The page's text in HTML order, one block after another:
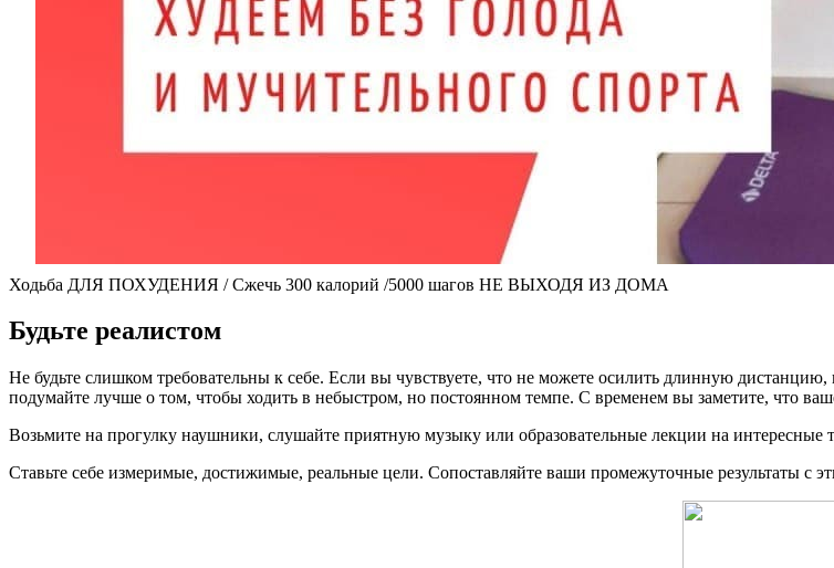
Ходьба ДЛЯ ПОХУДЕНИЯ / Сжечь 300 калорий /5000 шагов НЕ ВЫХОДЯ ИЗ ДОМА
Будьте реалистом
Не будьте слишком требовательны к себе. Если вы чувствуете, что не можете осилить длинную
подумайте лучше о том, чтобы ходить в небыстром, но постоянном темпе. С временем вы заметите, что
Возьмите на прогулку наушники, слушайте приятную музыку или образовательные лекции на интересные
Ставьте себе измеримые, достижимые, реальные цели. Сопоставляйте ваши промежуточные результаты с